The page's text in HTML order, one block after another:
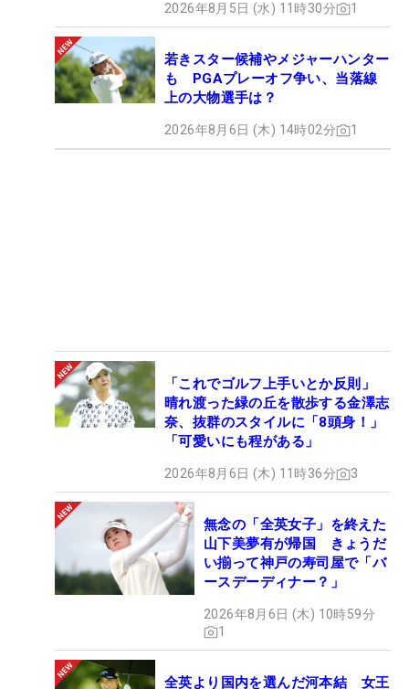
2026年8月5日 (水) 11時30分 1
若きスター候補やメジャーハンター
も PGAプレーオフ争い、当落線
上の大物選手は？
2026年8月6日 (木) 14時02分 1
「これでゴルフ上手いとか反則」
晴れ渡った緑の丘を散歩する金澤志
奈、抜群のスタイルに「8頭身！」
「可愛いにも程がある」
2026年8月6日 (木) 11時36分 3
無念の「全英女子」を終えた
山下美夢有が帰国 きょうだ
い揃って神戸の寿司屋で「バ
ースデーディナー？」
2026年8月6日 (木) 10時59分
1
全英より国内を選んだ河本結 女王